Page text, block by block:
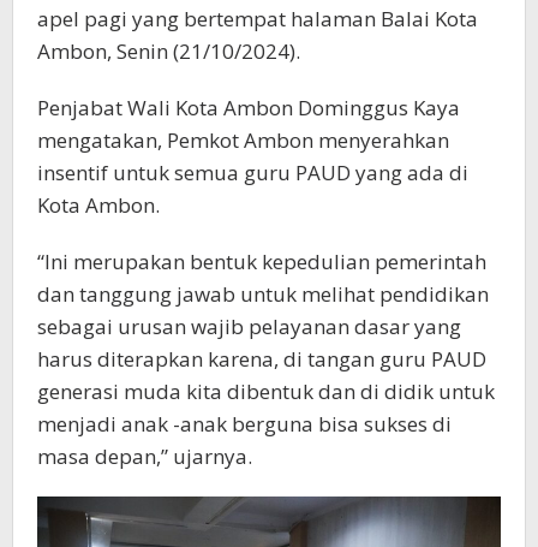
apel pagi yang bertempat halaman Balai Kota
Ambon, Senin (21/10/2024).
Penjabat Wali Kota Ambon Dominggus Kaya
mengatakan, Pemkot Ambon menyerahkan
insentif untuk semua guru PAUD yang ada di
Kota Ambon.
“Ini merupakan bentuk kepedulian pemerintah
dan tanggung jawab untuk melihat pendidikan
sebagai urusan wajib pelayanan dasar yang
harus diterapkan karena, di tangan guru PAUD
generasi muda kita dibentuk dan di didik untuk
menjadi anak -anak berguna bisa sukses di
masa depan,” ujarnya.